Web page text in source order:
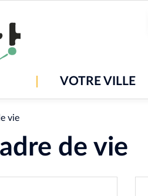
VOTRE VILLE
vie
de vie